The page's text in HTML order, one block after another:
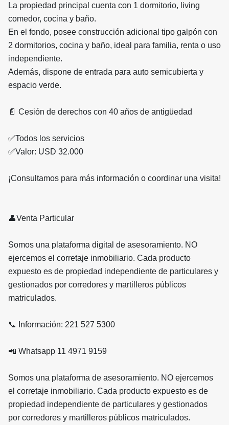
La propiedad principal cuenta con 1 dormitorio, living
comedor, cocina y baño.
En el fondo, posee construcción adicional tipo galpón con
2 dormitorios, cocina y baño, ideal para familia, renta o uso
independiente.
Además, dispone de entrada para auto semicubierta y
espacio verde.
📄 Cesión de derechos con 40 años de antigüedad
✅️Todos los servicios
✅Valor: USD 32.000
¡Consultamos para más información o coordinar una visita!
👤Venta Particular
Somos una plataforma digital de asesoramiento. NO
ejercemos el corretaje inmobiliario. Cada producto
expuesto es de propiedad independiente de particulares y
gestionados por corredores y martilleros públicos
matriculados.
📞 Información: 221 527 5300
📲 Whatsapp 11 4971 9159
Somos una plataforma de asesoramiento. NO ejercemos
el corretaje inmobiliario. Cada producto expuesto es de
propiedad independiente de particulares y gestionados
por corredores y martilleros públicos matriculados.